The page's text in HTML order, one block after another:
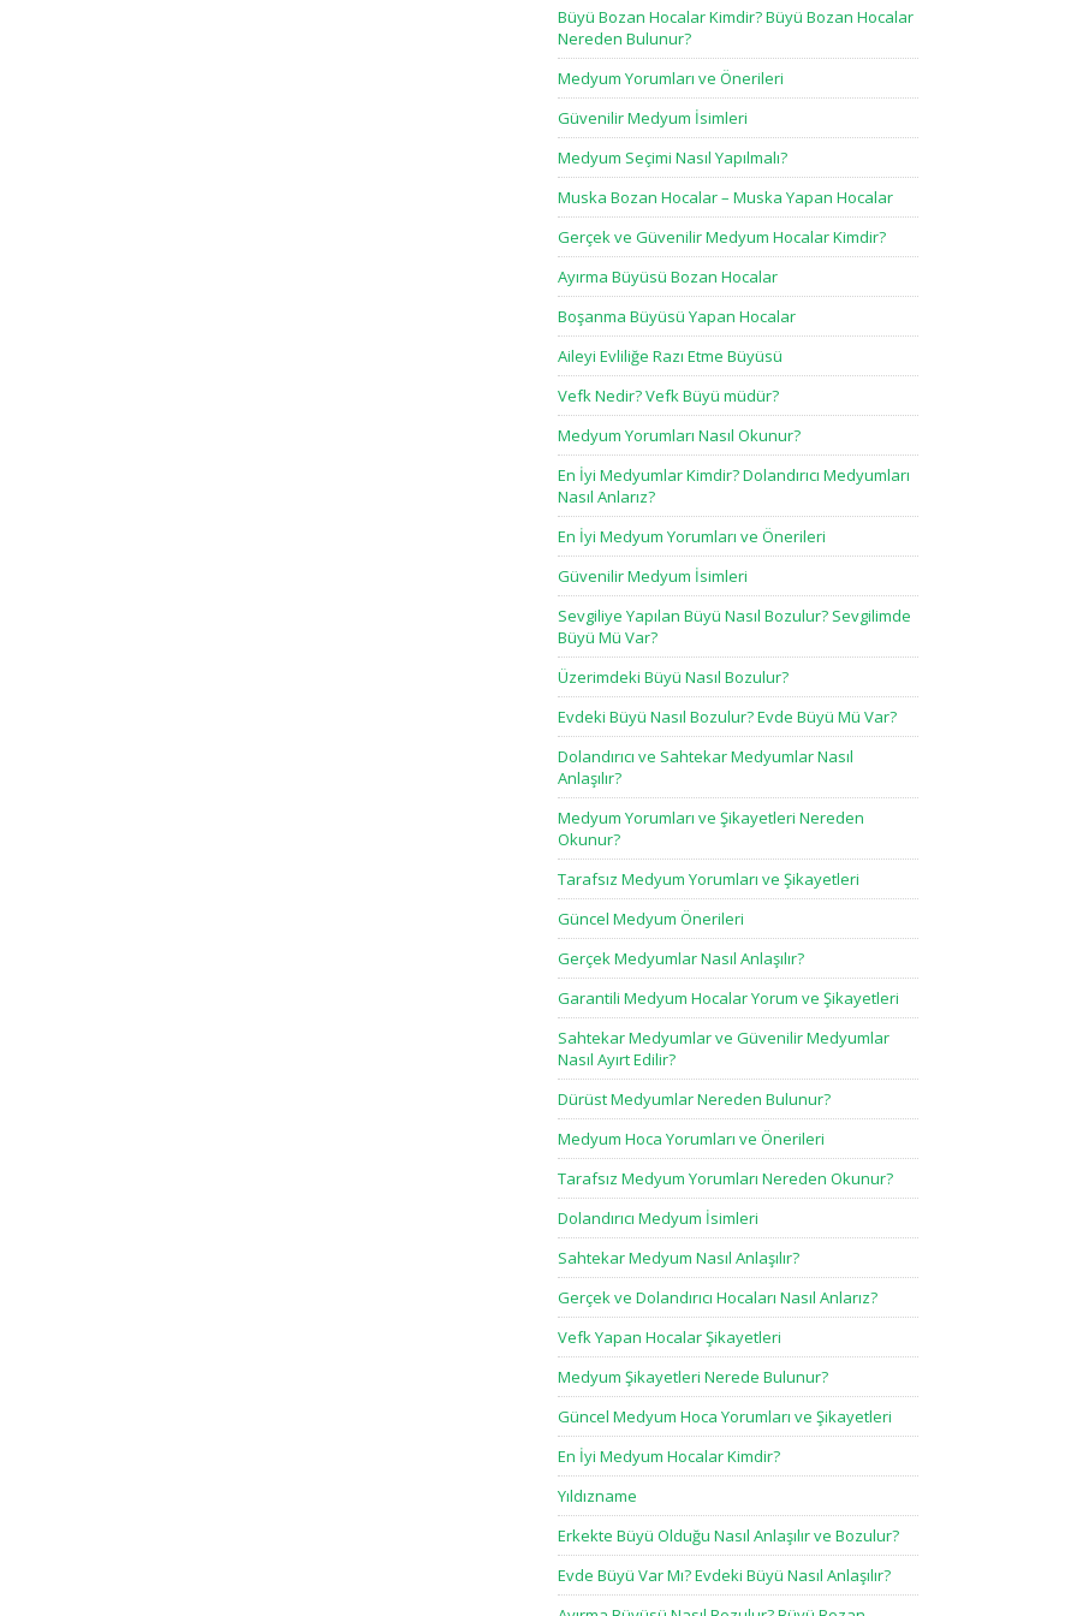
Büyü Bozan Hocalar Kimdir? Büyü Bozan Hocalar
Nereden Bulunur?
Medyum Yorumları ve Önerileri
Güvenilir Medyum İsimleri
Medyum Seçimi Nasıl Yapılmalı?
Muska Bozan Hocalar – Muska Yapan Hocalar
Gerçek ve Güvenilir Medyum Hocalar Kimdir?
Ayırma Büyüsü Bozan Hocalar
Boşanma Büyüsü Yapan Hocalar
Aileyi Evliliğe Razı Etme Büyüsü
Vefk Nedir? Vefk Büyü müdür?
Medyum Yorumları Nasıl Okunur?
En İyi Medyumlar Kimdir? Dolandırıcı Medyumları
Nasıl Anlarız?
En İyi Medyum Yorumları ve Önerileri
Güvenilir Medyum İsimleri
Sevgiliye Yapılan Büyü Nasıl Bozulur? Sevgilimde
Büyü Mü Var?
Üzerimdeki Büyü Nasıl Bozulur?
Evdeki Büyü Nasıl Bozulur? Evde Büyü Mü Var?
Dolandırıcı ve Sahtekar Medyumlar Nasıl
Anlaşılır?
Medyum Yorumları ve Şikayetleri Nereden
Okunur?
Tarafsız Medyum Yorumları ve Şikayetleri
Güncel Medyum Önerileri
Gerçek Medyumlar Nasıl Anlaşılır?
Garantili Medyum Hocalar Yorum ve Şikayetleri
Sahtekar Medyumlar ve Güvenilir Medyumlar
Nasıl Ayırt Edilir?
Dürüst Medyumlar Nereden Bulunur?
Medyum Hoca Yorumları ve Önerileri
Tarafsız Medyum Yorumları Nereden Okunur?
Dolandırıcı Medyum İsimleri
Sahtekar Medyum Nasıl Anlaşılır?
Gerçek ve Dolandırıcı Hocaları Nasıl Anlarız?
Vefk Yapan Hocalar Şikayetleri
Medyum Şikayetleri Nerede Bulunur?
Güncel Medyum Hoca Yorumları ve Şikayetleri
En İyi Medyum Hocalar Kimdir?
Yıldızname
Erkekte Büyü Olduğu Nasıl Anlaşılır ve Bozulur?
Evde Büyü Var Mı? Evdeki Büyü Nasıl Anlaşılır?